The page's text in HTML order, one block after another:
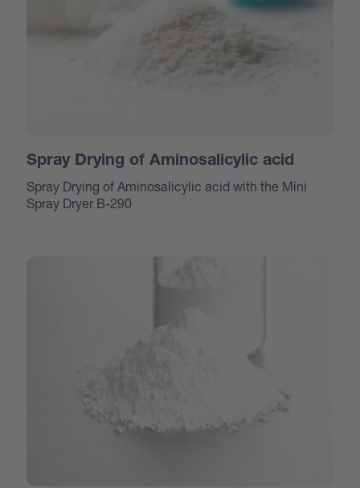
Spray Drying of Aminosalicylic acid
Spray Drying of Aminosalicylic acid with the Mini
Spray Dryer B-290